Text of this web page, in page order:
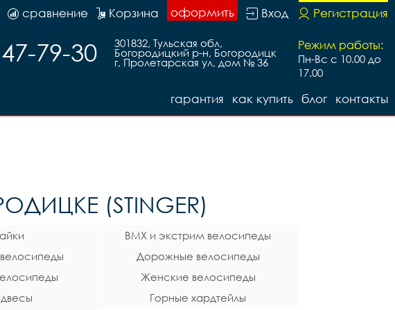
Регистрация
Вход
оформить
Корзина
сравнение
Режим работы:
Пн-Вс с 10.00 до
17.00
301832, Тульская обл,
Богородицкий р-н, Богородицк
г, Пролетарская ул, дом № 36
79-30
контакты
блог
как купить
гарантия
(STINGER)
BMX и экстрим велосипеды
Дорожные велосипеды
Женские велосипеды
Горные хардтейлы